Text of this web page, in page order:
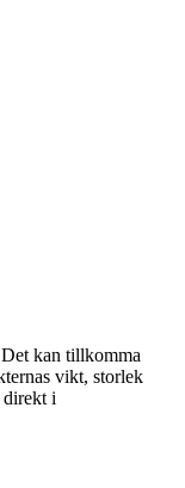
kan tillkomma
vikt, storlek
direkt i